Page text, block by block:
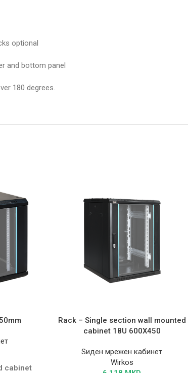
optional
and bottom panel
180 degrees.
cabinet
Rack – Single section wall mounted
cabinet 18U 600X450
Ѕиден мрежен кабинет
Wirkos